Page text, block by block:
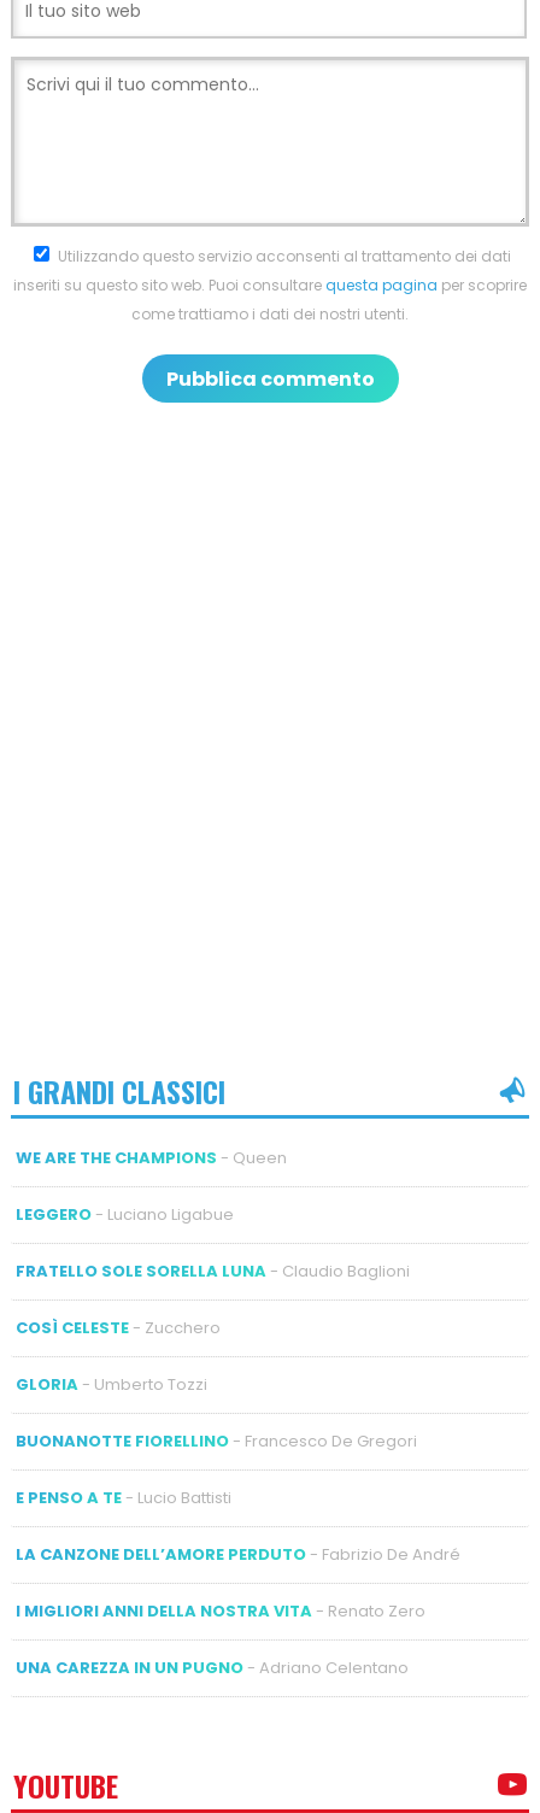
Utilizzando questo servizio acconsenti al trattamento dei dati
inseriti su questo sito web. Puoi consultarequesta pagina per scoprire
come trattiamo i dati dei nostri utenti.
I GRANDI CLASSICI
WE ARE THE CHAMPIONS - Queen
LEGGERO- Luciano Ligabue
FRATELLO SOLE SORELLA LUNA- Claudio Baglioni
COSÌ CELESTE- Zucchero
GLORIA- Umberto Tozzi
BUONANOTTE FIORELLINO- Francesco De Gregori
E PENSO A TE- Lucio Battisti
LA CANZONE DELL’AMORE PERDUTO- Fabrizio De André
I MIGLIORI ANNI DELLA NOSTRA VITA- Renato Zero
UNA CAREZZA IN UN PUGNO- Adriano Celentano
YOUTUBE